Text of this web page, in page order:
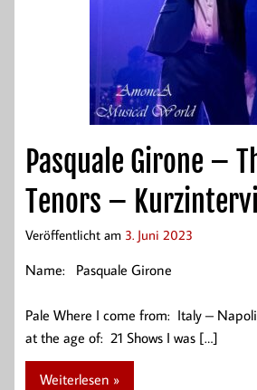
Pasquale Girone –
Tenors –
Veröffentlicht am 3. Juni 2023
Name: Pasquale Girone
Pale Where I come from: Italy –
at the age of: 21 Shows I was […]
Weiterlesen »